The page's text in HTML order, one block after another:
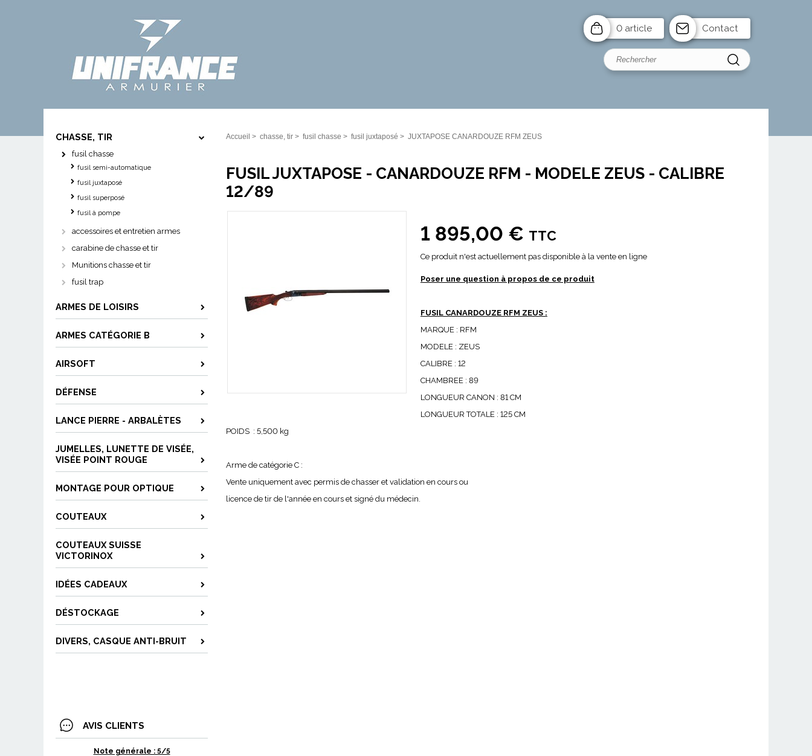
0 article Contact
CHASSE, TIR
fusil chasse
fusil semi-automatique
fusil juxtaposé
fusil superposé
fusil à pompe
accessoires et entretien armes
carabine de chasse et tir
Munitions chasse et tir
fusil trap
ARMES DE LOISIRS
ARMES CATÉGORIE B
AIRSOFT
DÉFENSE
LANCE PIERRE - ARBALÈTES
JUMELLES, LUNETTE DE VISÉE,
VISÉE POINT ROUGE
MONTAGE POUR OPTIQUE
COUTEAUX
COUTEAUX SUISSE
VICTORINOX
IDÉES CADEAUX
DÉSTOCKAGE
DIVERS, CASQUE ANTI-BRUIT
AVIS CLIENTS
Note générale : 5/5
Accueil > chasse, tir > fusil chasse > fusil juxtaposé > JUXTAPOSE CANARDOUZE RFM ZEUS
FUSIL JUXTAPOSE - CANARDOUZE RFM - MODELE ZEUS - CALIBRE
12/89
1 895,00 € TTC
Ce produit n'est actuellement pas disponible à la vente en ligne
Poser une question à propos de ce produit
FUSIL CANARDOUZE RFM ZEUS :
MARQUE : RFM
MODELE : ZEUS
CALIBRE : 12
CHAMBREE : 89
LONGUEUR CANON : 81 CM
LONGUEUR TOTALE : 125 CM
POIDS : 5,500 kg
Arme de catégorie C :
Vente uniquement avec permis de chasser et validation en cours ou
licence de tir de l'année en cours et signé du médecin.